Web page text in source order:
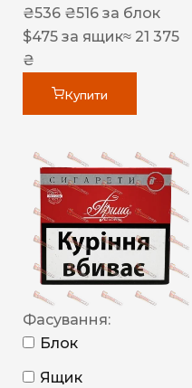
₴536 ₴516 за блок
$475 за ящик≈ 21 375
₴
Купити
Фасування:
Блок
Ящик